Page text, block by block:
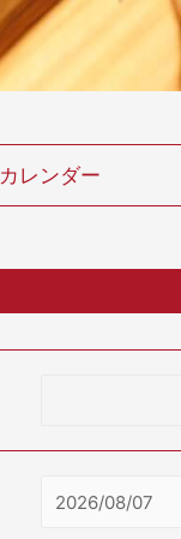
レンダー